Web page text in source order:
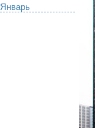
Январь